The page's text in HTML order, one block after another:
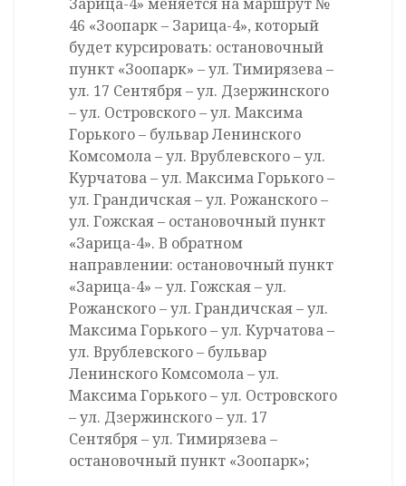
Зарица-4» меняется на маршрут №
46 «Зоопарк – Зарица-4», который
будет курсировать: остановочный
пункт «Зоопарк» – ул. Тимирязева –
ул. 17 Сентября – ул. Дзержинского
– ул. Островского – ул. Максима
Горького – бульвар Ленинского
Комсомола – ул. Врублевского – ул.
Курчатова – ул. Максима Горького –
ул. Грандичская – ул. Рожанского –
ул. Гожская – остановочный пункт
«Зарица-4». В обратном
направлении: остановочный пункт
«Зарица-4» – ул. Гожская – ул.
Рожанского – ул. Грандичская – ул.
Максима Горького – ул. Курчатова –
ул. Врублевского – бульвар
Ленинского Комсомола – ул.
Максима Горького – ул. Островского
– ул. Дзержинского – ул. 17
Сентября – ул. Тимирязева –
остановочный пункт «Зоопарк»;